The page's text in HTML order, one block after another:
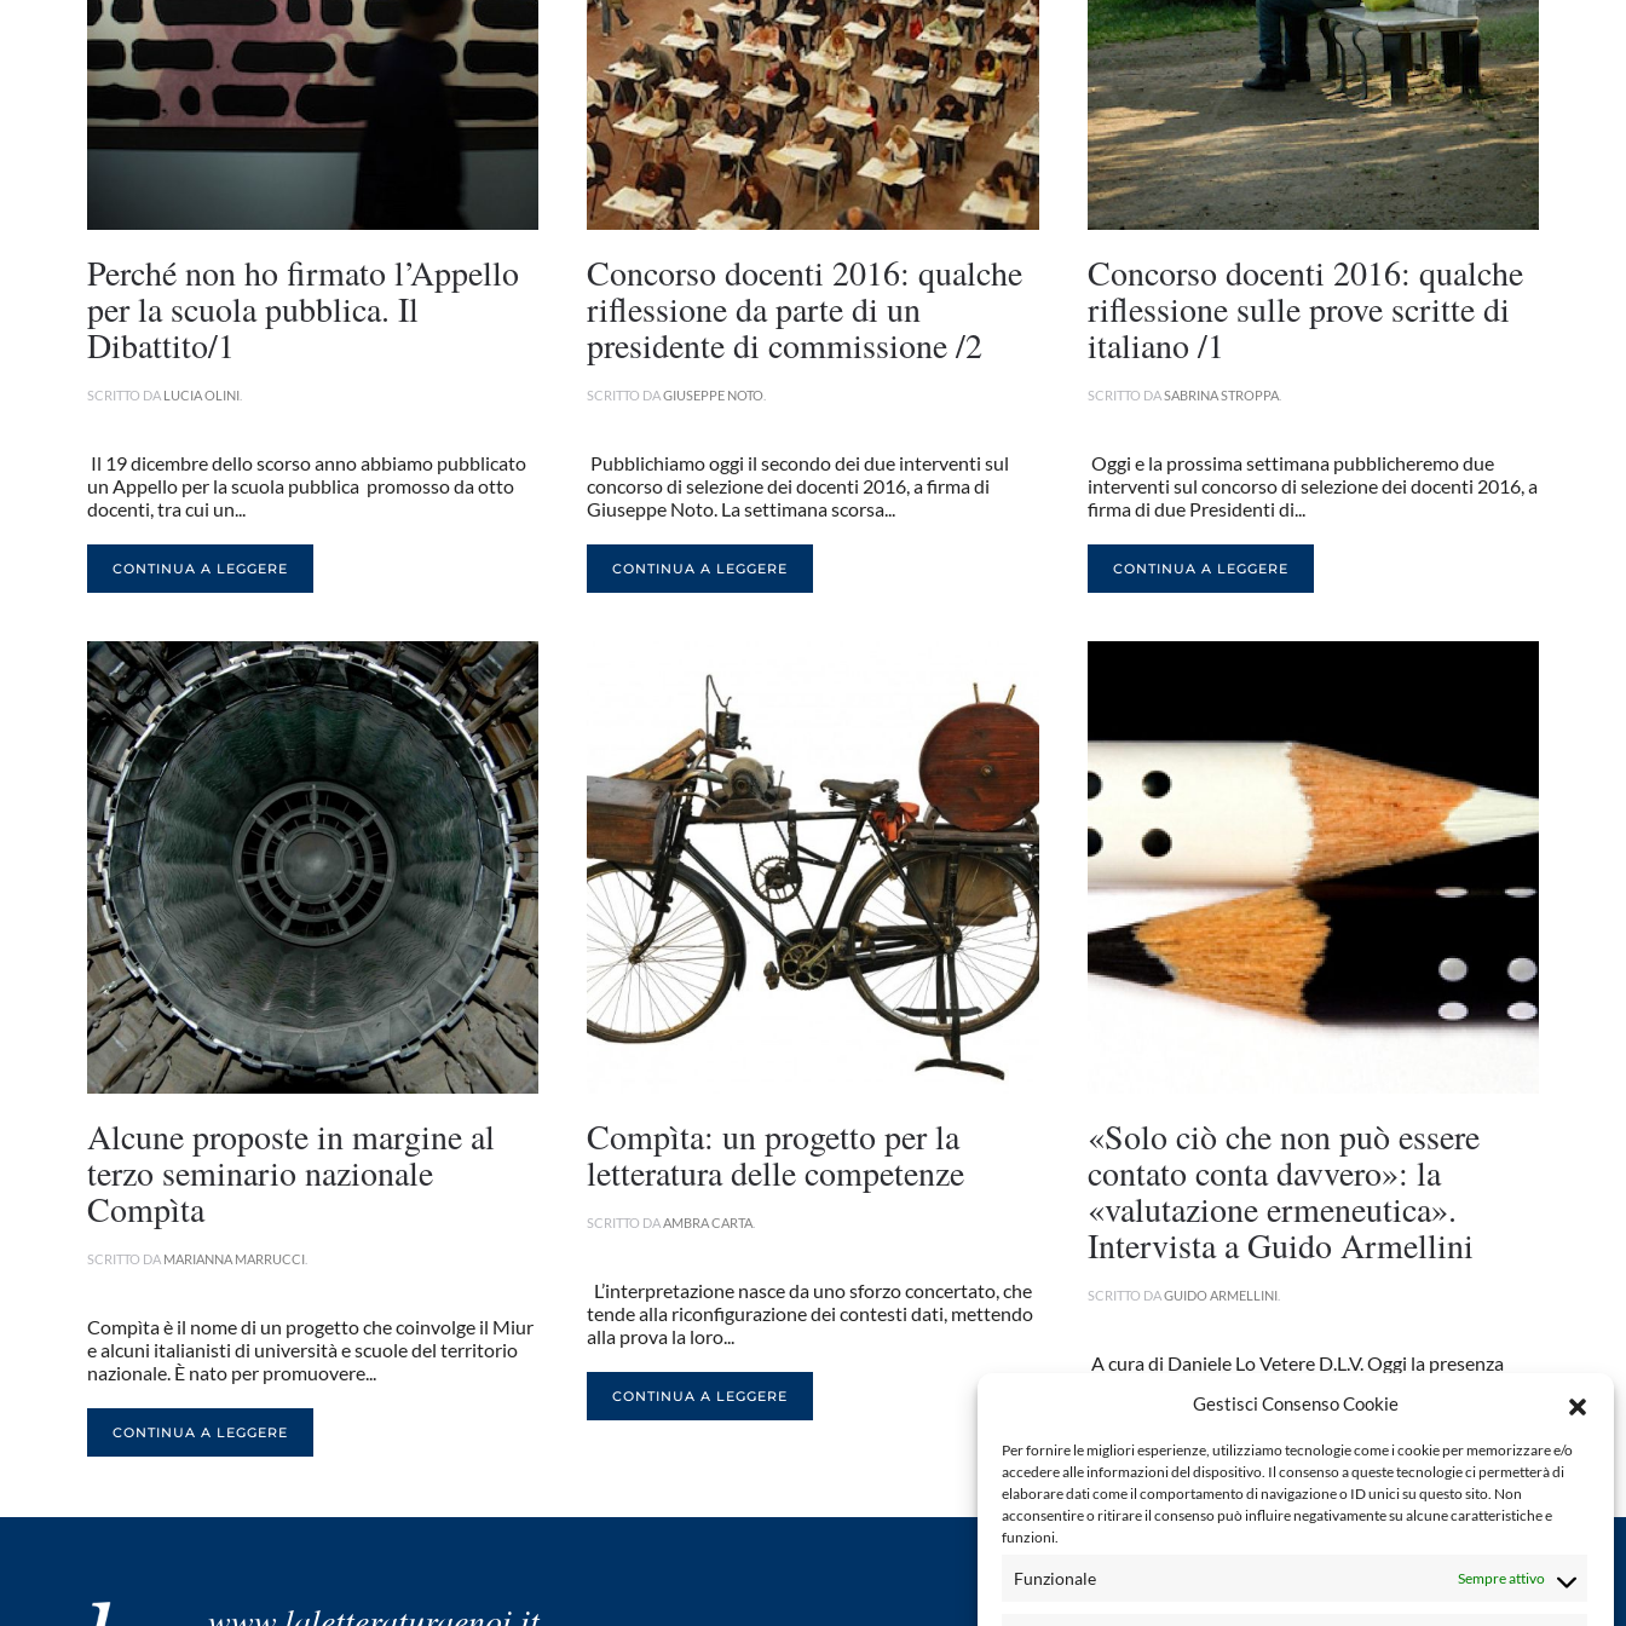
Gestisci Consenso Cookie
Per fornire le migliori esperienze, utilizziamo tecnologie come i cookie per memorizzare e/o
accedere alle informazioni del dispositivo. Il consenso a queste tecnologie ci permetterà di
elaborare dati come il comportamento di navigazione o ID unici su questo sito. Non
acconsentire o ritirare il consenso può influire negativamente su alcune caratteristiche e
funzioni.
Funzionale Sempre attivo
Perché non ho firmato l’Appello
per la scuola pubblica. Il
Dibattito/1
SCRITTO DA LUCIA OLINI
Il 19 dicembre dello scorso anno abbiamo pubblicato
un Appello per la scuola pubblica promosso da otto
docenti, tra cui un...
CONTINUA A LEGGERE
Concorso docenti 2016: qualche
riflessione da parte di un
presidente di commissione /2
SCRITTO DAGIUSEPPE NOTO
Pubblichiamo oggi il secondo dei due interventi sul
concorso di selezione dei docenti 2016, a firma di
Giuseppe Noto. La settimana scorsa...
CONTINUA A LEGGERE
Concorso docenti 2016: qualche
riflessione sulle prove scritte di
italiano /1
SCRITTO DASABRINA STROPPA.
Oggi e la prossima settimana pubblicheremo due
interventi sul concorso di selezione dei docenti 2016, a
firma di due Presidenti di...
CONTINUA A LEGGERE
Alcune proposte in margine al
terzo seminario nazionale
Compìta
SCRITTO DA MARIANNA MARRUCCI
Compìta è il nome di un progetto che coinvolge il Miur
e alcuni italianisti di università e scuole del territorio
nazionale. È nato per promuovere...
CONTINUA A LEGGERE
Compìta: un progetto per la
letteratura delle competenze
SCRITTO DAAMBRA CARTA
L’interpretazione nasce da uno sforzo concertato, che
tende alla riconfigurazione dei contesti dati, mettendo
alla prova la loro...
CONTINUA A LEGGERE
«Solo ciò che non può essere
contato conta davvero»: la
«valutazione ermeneutica».
Intervista a Guido Armellini
SCRITTO DAGUIDO ARMELLINI.
A cura di Daniele Lo Vetere D.L.V. Oggi la presenza
rilevazioni internazionali sulla...
CONTINUA A LEGGERE